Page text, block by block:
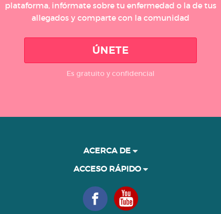
plataforma, infórmate sobre tu enfermedad o la de tus
allegados y comparte con la comunidad
ÚNETE
Es gratuito y confidencial
ACERCA DE
ACCESO RÁPIDO